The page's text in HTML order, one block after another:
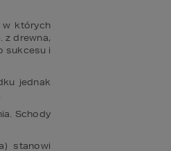
w których
z drewna,
sukcesu i
jednak
Schody
stanowi